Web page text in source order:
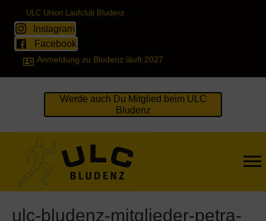
ULC Union Laufclub Bludenz
Instagram
Facebook
Anmeldung zu Bludenz läuft 2027
Werde auch Du Mitglied beim ULC
Bludenz
ulc-bludenz-mitglieder-petra-